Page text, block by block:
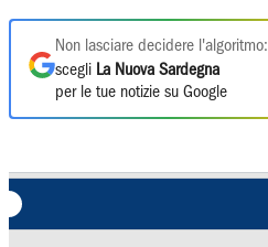
Non lasciare decidere l'algoritmo:
scegli La Nuova Sardegna
per le tue notizie su Google